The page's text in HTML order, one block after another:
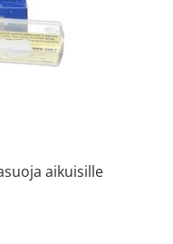
aikuisille